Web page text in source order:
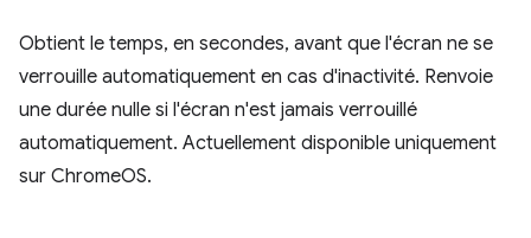
Obtient le temps, en secondes, avant que l'écran ne se
verrouille automatiquement en cas d'inactivité. Renvoie
une durée nulle si l'écran n'est jamais verrouillé
automatiquement. Actuellement disponible uniquement
sur ChromeOS.